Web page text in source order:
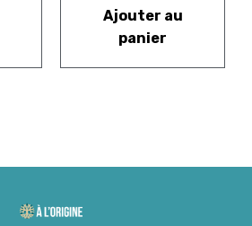
Ajouter au
panier